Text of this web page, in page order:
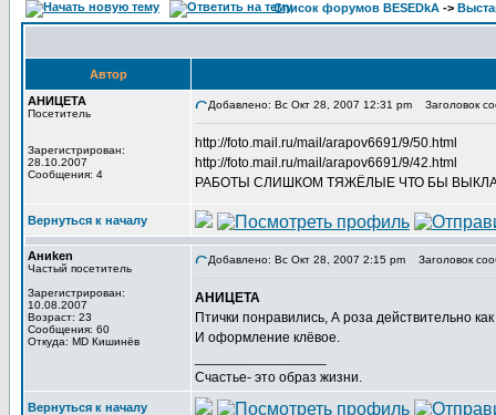
Список форумов BESEDkA ->
Автор
АНИЦЕТА
Посетитель
Зарегистрирован:
28.10.2007
Сообщения: 4
Добавлено: Вс Окт 28, 2007 12:31 pm Заголовок
http://foto.mail.ru/mail/arapov6691/9/50.html
http://foto.mail.ru/mail/arapov6691/9/42.html
РАБОТЫ СЛИШКОМ ТЯЖЁЛЫЕ ЧТО БЫ
Вернуться к началу
Аниken
Частый посетитель
Зарегистрирован:
10.08.2007
Возраст: 23
Сообщения: 60
Откуда: MD Кишинёв
Добавлено: Вс Окт 28, 2007 2:15 pm Заголовок
АНИЦЕТА
Птички понравились, А роза действительно
И оформление клёвое.
Счастье- это образ жизни.
Вернуться к началу